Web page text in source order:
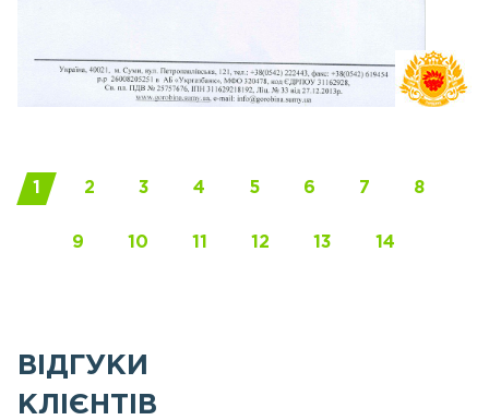
1 2 3 4 5 6 7 8
9 10 11 12 13 14
ВІДГУКИ
КЛІЄНТІВ